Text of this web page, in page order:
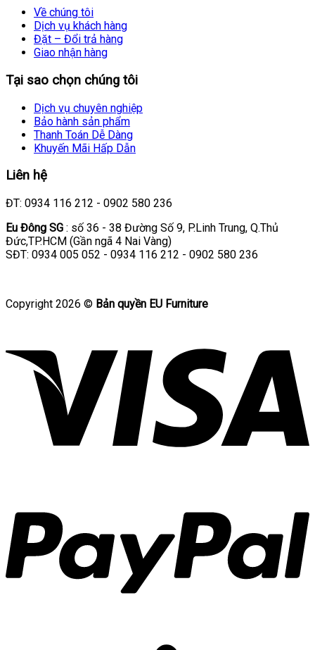
Về chúng tôi
Dịch vụ khách hàng
Đặt – Đổi trả hàng
Giao nhận hàng
Tại sao chọn chúng tôi
Dịch vụ chuyên nghiệp
Bảo hành sản phẩm
Thanh Toán Dễ Dàng
Khuyến Mãi Hấp Dẫn
Liên hệ
ĐT: 0934 116 212 - 0902 580 236
Eu Đông SG : số 36 - 38 Đường Số 9, P.Linh Trung, Q.Thủ
Đức,TP.HCM (Gần ngã 4 Nai Vàng)
SĐT: 0934 005 052 - 0934 116 212 - 0902 580 236
Copyright 2026 © Bản quyền EU Furniture